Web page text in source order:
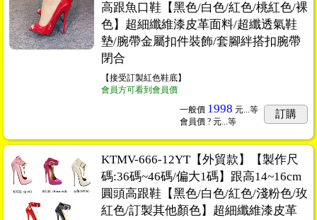
高跟魚口鞋【黑色/白色/紅色/桃紅色/裸
色】超細纖維漆皮革面料/超纖透氣鞋
墊/腕帶金屬扣件裝飾/套腳絆搭扣腕帶
閉合
【接受訂製紅色鞋底】
會員方可看到會員價
一般價 1998 元...等
會員價 ? 元...等
訂購
KTMV-666-12YT【外貿款】【製作尺
碼:36碼~46碼/偏大1碼】跟高14~16cm
圓頭高跟鞋【黑色/白色/紅色/淺粉色/玫
紅色/訂製其他顏色】超細纖維漆皮革